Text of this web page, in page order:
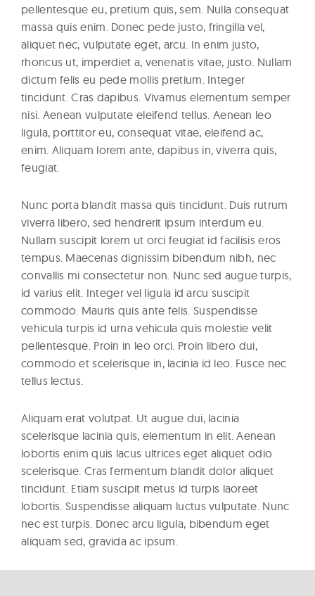
pellentesque eu, pretium quis, sem. Nulla consequat
massa quis enim. Donec pede justo, fringilla vel,
aliquet nec, vulputate eget, arcu. In enim justo,
rhoncus ut, imperdiet a, venenatis vitae, justo. Nullam
dictum felis eu pede mollis pretium. Integer
tincidunt. Cras dapibus. Vivamus elementum semper
nisi. Aenean vulputate eleifend tellus. Aenean leo
ligula, porttitor eu, consequat vitae, eleifend ac,
enim. Aliquam lorem ante, dapibus in, viverra quis,
feugiat.
Nunc porta blandit massa quis tincidunt. Duis rutrum
viverra libero, sed hendrerit ipsum interdum eu.
Nullam suscipit lorem ut orci feugiat id facilisis eros
tempus. Maecenas dignissim bibendum nibh, nec
convallis mi consectetur non. Nunc sed augue turpis,
id varius elit. Integer vel ligula id arcu suscipit
commodo. Mauris quis ante felis. Suspendisse
vehicula turpis id urna vehicula quis molestie velit
pellentesque. Proin in leo orci. Proin libero dui,
commodo et scelerisque in, lacinia id leo. Fusce nec
tellus lectus.
Aliquam erat volutpat. Ut augue dui, lacinia
scelerisque lacinia quis, elementum in elit. Aenean
lobortis enim quis lacus ultrices eget aliquet odio
scelerisque. Cras fermentum blandit dolor aliquet
tincidunt. Etiam suscipit metus id turpis laoreet
lobortis. Suspendisse aliquam luctus vulputate. Nunc
nec est turpis. Donec arcu ligula, bibendum eget
aliquam sed, gravida ac ipsum.